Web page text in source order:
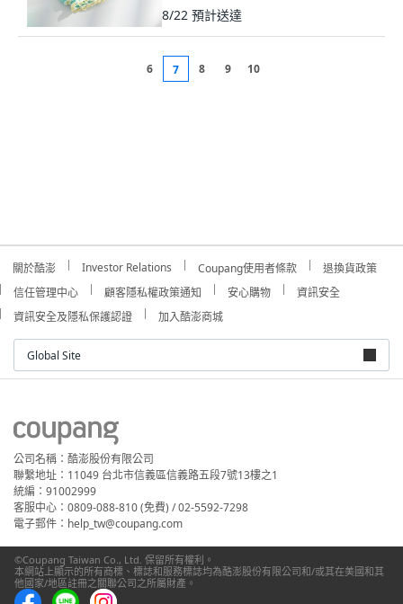
8/22 預計送達
6 7 8 9 10
關於酷澎 Investor Relations Coupang使用者條款
退換貨政策
信任管理中心
顧客隱私權政策通知 安心購物
資訊安全
資訊安全及隱私保護認證
加入酷澎商城
Global Site
公司名稱：酷澎股份有限公司
聯繫地址：11049 台北市信義區信義路五段7號13樓之1
統編：91002999
客服中心：0809-088-810 (免費) / 02-5592-7298
電子郵件：help_tw@coupang.com
©Coupang Taiwan Co., Ltd. 保留所有權利。
本網站上顯示的所有商標、標誌和服務標誌均為酷澎股份有限公司和/或其在美國和其
他國家/地區註冊之關聯公司之所屬財產。